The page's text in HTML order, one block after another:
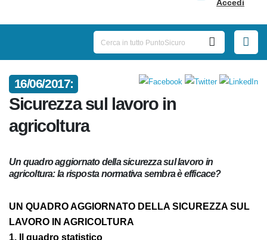
Accedi
16/06/2017:
Sicurezza sul lavoro in
agricoltura
Un quadro aggiornato della sicurezza sul lavoro in
agricoltura: la risposta normativa sembra è efficace?
UN QUADRO AGGIORNATO DELLA SICUREZZA SUL
LAVORO IN AGRICOLTURA